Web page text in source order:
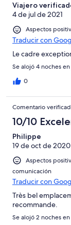
Viajero
4 de jul de 2021
Aspectos
Traducir con
Le cadre
Se alojó 4 noches
0
Comentario
10/10
Philippe
19 de oct de 2020
Aspectos
comunicación
Traducir con
Très bel
recommande.
Se alojó 2 noches